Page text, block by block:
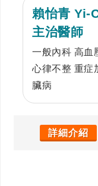
賴怡青 Yi-
主治醫師
一般內科 高血
心律不整 重症
臟病
詳細介紹